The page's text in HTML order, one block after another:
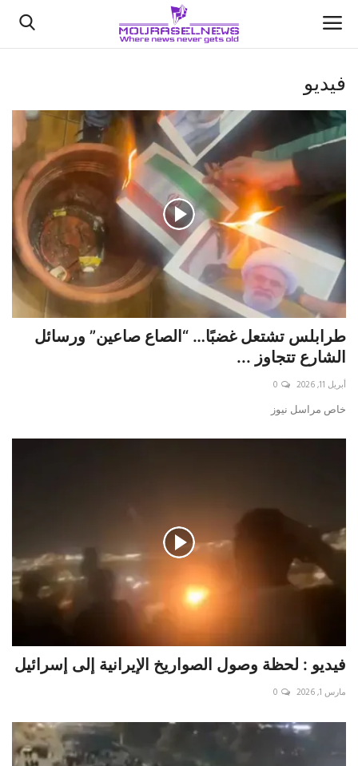
الأخبار
كتّابنا
السعودية
اقتصاد
علوم وتكنولوجيا
رياضة
فيديو
حياة
فيديو
طرابلس تشتعل غضبًا… “الصاع صاعين” ورسائل
الشارع تتجاوز ...
أبريل 11, 2026 0
خاص مراسل نيوز
فيديو : لحظة وصول الصواريخ الإيرانية إلى إسرائيل
مارس 1, 2026 0